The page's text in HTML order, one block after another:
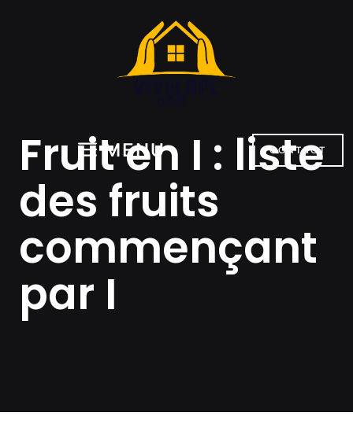
MENU CONTACT
Fruit en I : liste
des fruits
commençant
par I